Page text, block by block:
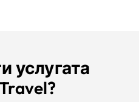
услугата